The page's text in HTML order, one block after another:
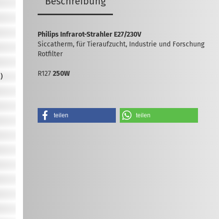
Philips Infrarot-Strahler E27/230V
Siccatherm, für Tieraufzucht, Industrie und Forschung
Rotfilter
R127250W
teilen teilen